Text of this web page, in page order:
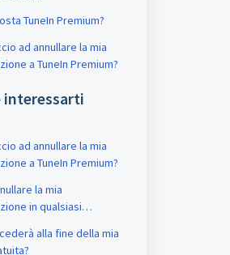
TuneIn Premium?
ad annullare la mia
a TuneIn Premium?
interessarti
ad annullare la mia
a TuneIn Premium?
la mia
in qualsiasi
alla fine della mia